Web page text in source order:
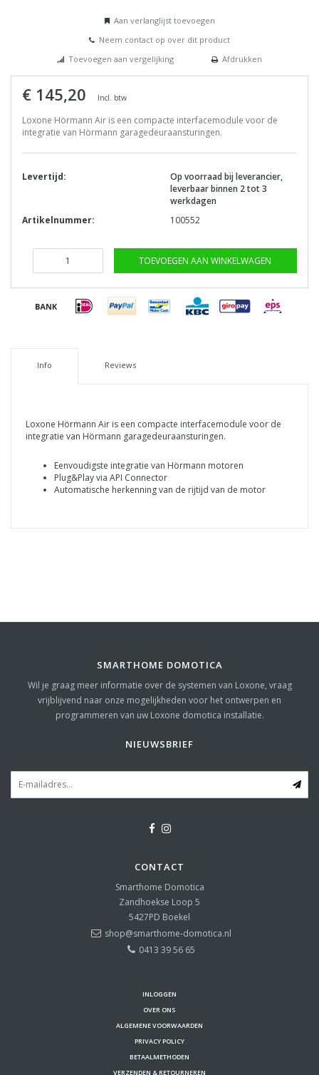
Aan verlanglijst toevoegen
Neem contact op over dit product
Toevoegen aan vergelijking
Afdrukken
€ 145,20 Incl. btw
Loxone Hörmann Air is een compacte interfacemodule voor de
integratie van Hörmann garagedeuraansturingen.
Levertijd:
Op voorraad bij leverancier,
leverbaar binnen 2 tot 3
werkdagen
Artikelnummer:
100552
TOEVOEGEN AAN WINKELWAGEN
Info Reviews
Loxone Hörmann Air is een compacte interfacemodule voor de
integratie van Hörmann garagedeuraansturingen.
Eenvoudigste integratie van Hörmann motoren
Plug&Play via API Connector
Automatische herkenning van de rijtijd van de motor
SMARTHOME DOMOTICA
Wil je graag meer informatie over de systemen van Loxone, vraag
vrijblijvend naar onze mogelijkheden voor het ontwerpen en
programmeren van uw Loxone domotica installatie.
NIEUWSBRIEF
CONTACT
Smarthome Domotica
Zandhoekse Loop 5
5427PD Boekel
shop@smarthome-domotica.nl
0413 39 56 65
INLOGGEN
OVER ONS
ALGEMENE VOORWAARDEN
PRIVACY POLICY
BETAALMETHODEN
VERZENDEN & RETOURNEREN